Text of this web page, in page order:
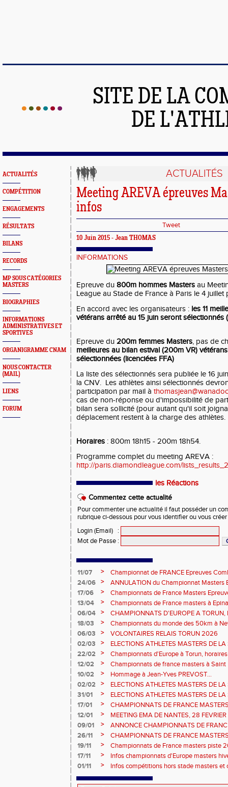
SITE DE LA
DE
ACTUALITÉS
COMPÉTITION
ENGAGEMENTS
RÉSULTATS
BILANS
RECORDS
MP SOUS CATÉGORIES
MASTERS
BIOGRAPHIES
INFORMATIONS
ADMINISTRATIVES ET
SPORTIVES
ORGANIGRAMME CNAM
NOUS CONTACTER
(MAIL)
LIENS
FORUM
ACTUALITÉS
Meeting AREVA épreuves
infos
Tweet
10 Juin 2015 - Jean THOMAS
INFORMATIONS
Epreuve du 800m hommes Masters au
League au Stade de France à Paris le 4 juillet
En accord avec les organisateurs : les 11
vétérans arrêté au 15 juin seront sélectionnés
Epreuve du 200m femmes Masters, pas de
meilleures au bilan estival (200m VR)
sélectionnées (licenciées FFA)
La liste des sélectionnés sera publiée le 16
la CNV. Les athlètes ainsi sélectionnés
participation par mail à
cas de non-réponse ou d'impossibilité de
bilan sera sollicité (pour autant qu'il soit
déplacement restent à la charge des athlètes.
Horaires : 800m 18h15 - 200m 18h54.
Programme complet du meeting AREVA :
http://paris.diamondleague.com/
les Réactions
Commentez cette actualité
Pour commenter une actualité il faut posséder un
rubrique ci-dessous pour vous identifier ou vous
Login (Email)
:
Mot de Passe :
11/07 >
Championnat de FRANCE Epreuves
et Marche CHATEAUROUX
24/06 >
ANNULATION du Championnat Masters
Châteauroux les 27-28 juin
17/06 >
Championnats de France Masters
fond long
13/04 >
Championnats de France masters à
prévisionnels, montée de barres et
06/04 >
CHAMPIONNATS D'EUROPE A
18/03
>
Championnats du monde des 50km à
Sébastien DOUMENC.
06/03 >
VOLONTAIRES RELAIS TORUN 2026
02/03
>
ELECTIONS ATHLETES MASTERS DE
2ème vote : athlètes hommes.
22/02 >
Championnats d'Europe à Torun,
informations...
12/02 >
Championnats de france masters à Saint
février 2026.
10/02 >
Hommage à Jean-Yves PREVOST...
02/02
>
ELECTIONS ATHLETES MASTERS DE
vote : athlètes femmes.
31/01 >
ELECTIONS ATHLETES MASTERS DE
17/01
>
CHAMPIONNATS DE FRANCE
informations sur les inscriptions et report
12/01 >
MEETING EMA DE NANTES, 28
09/01
>
ANNONCE CHAMPIONNATS DE
ÉPREUVES COMBINÉES ET ÉPREUVES
26/11 >
CHAMPIONNATS DE FRANCE
2026, site de l'organisation.
19/11 >
Championnats de France masters piste
17/11
>
Infos championnats d'Europe masters
01/11
> Infos compétitions hors stade masters et